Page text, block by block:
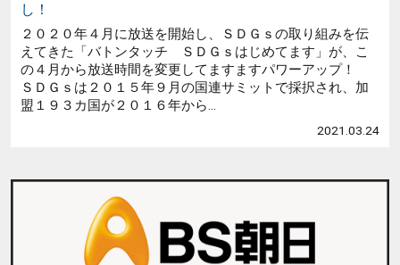
し！
２０２０年４月に放送を開始し、ＳＤＧｓの取り組みを伝
えてきた「バトンタッチ ＳＤＧｓはじめてます」が、こ
の４月から放送時間を変更してますますパワーアップ！
ＳＤＧｓは２０１５年９月の国連サミットで採択され、加
盟１９３カ国が２０１６年から...
2021.03.24